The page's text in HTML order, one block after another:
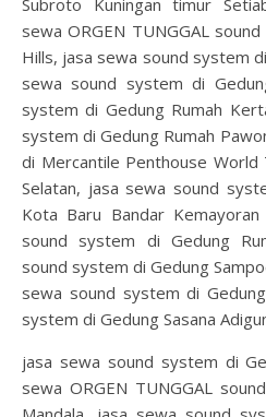
sewa ORGEN TUNGGAL
Hills, jasa sewa sound system
sewa sound system di
system di Gedung Rumah
system di Gedung Rumah
di Mercantile Penthouse World
Selatan, jasa sewa sound
Kota Baru Bandar
sound system di Gedung
sound system di Gedung
sewa sound system di
system di Gedung Sasana
jasa sewa sound system di
sewa ORGEN TUNGGAL